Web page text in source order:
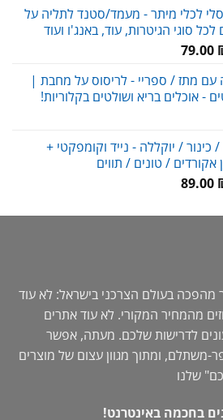
הוא:
59.00 ₪.
לכלי מיתר - מעמד/סטנד לתליה על
סוגי הגיטרות, עוד, באנג'ו ועוד
79.00המחיר
הוא:
79.00 ₪.
עם מתז / ספריי - לריסוס על מחבת |
- אוכלים בריא ושולטים בקלוריות!
כינור / יוקללה - נייד וקומפקטי +
אקורדים / טונים / תווים
89.00המחיר
הוא:
מהפכה בעולם הצרכני בישראל: לא עוד
מהמחיר המקורי. לא עוד אתרים
לדרישות שלכם. מעתה, אפשר
משתלם, ומתוך מגוון עצום של מוצרים
" שלנו